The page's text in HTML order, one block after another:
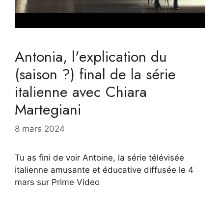
Antonia, l'explication du
(saison ?) final de la série
italienne avec Chiara
Martegiani
8 mars 2024
Tu as fini de voir Antoine, la série télévisée
italienne amusante et éducative diffusée le 4
mars sur Prime Video